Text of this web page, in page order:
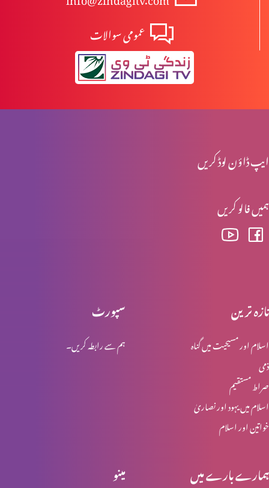
نیا سال – میں کیا کروں؟
تائب دل نہ ہونے والوں کی عدالت
عمومی سوالات
ایپ ڈاؤن لوڈ کریں
ہمیں فالو کریں
سپورٹ
ہم سے رابطہ کریں۔
تازہ ترین
اسلام اور مسیحیت میں گناہ
ذمی
صراط مستقیم
اسلام میں یہود اور نصاریٰ
خواتین اور اسلام
مینو ہمارے بارے میں